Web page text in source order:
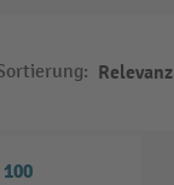
Relevanz